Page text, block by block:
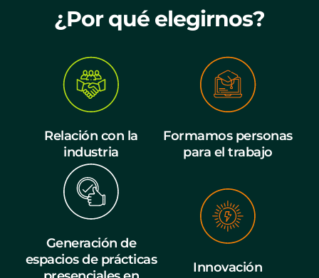
¿Por qué elegirnos?
Relación con la
industria
Formamos personas
para el trabajo
Generación de
espacios de prácticas
Innovación